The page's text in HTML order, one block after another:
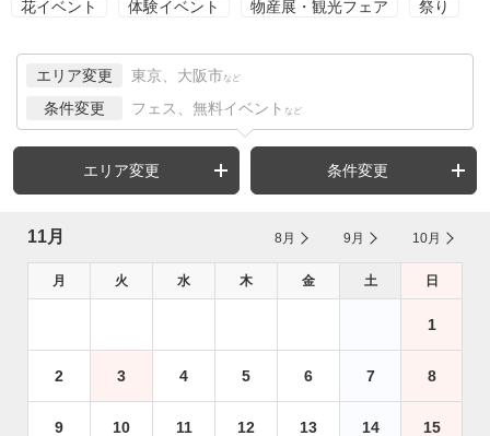
花イベント 体験イベント 物産展・観光フェア 祭り
エリア変更 東京、大阪市 など
条件変更 フェス、無料イベント など
エリア変更 条件変更
11月 8月 9月 10月
月 火 水 木 金 土 日
1
2 3 4 5 6 7 8
9 10 11 12 13 14 15